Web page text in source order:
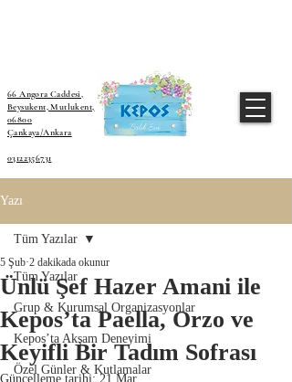
66 Angora Caddesi,
Beysukent, Mutlukent,
06800
Çankaya/Ankara
03122356731
Yazı
Tüm Yazılar
Grup & Kurumsal Organizasyonlar
Kepos’ta Akşam Deneyimi
Özel Günler & Kutlamalar
Tüm Yazılar
Ünlü Şef Hazer Amani ile
Kepos’ta Paella, Orzo ve
Keyifli Bir Tadım Sofrası
5 Şub 2 dakikada okunur
Güncelleme tarihi: 21 Mar